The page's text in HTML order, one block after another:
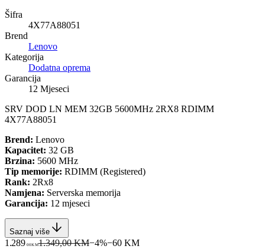
Šifra
4X77A88051
Brend
Lenovo
Kategorija
Dodatna oprema
Garancija
12 Mjeseci
SRV DOD LN MEM 32GB 5600MHz 2RX8 RDIMM
4X77A88051
Brend: Lenovo
Kapacitet: 32 GB
Brzina: 5600 MHz
Tip memorije: RDIMM (Registered)
Rank: 2Rx8
Namjena: Serverska memorija
Garancija: 12 mjeseci
Saznaj više
1.289 00KM1.349,00 KM−4%−60KM